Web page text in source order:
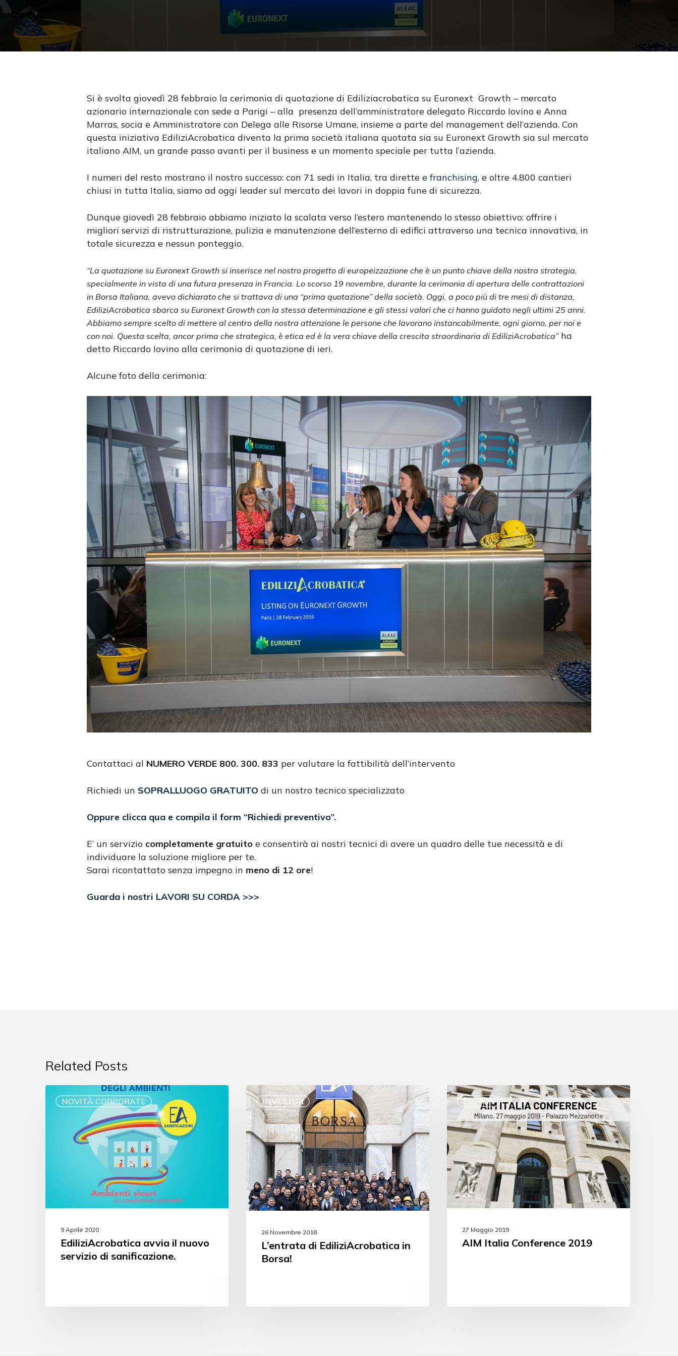
Premi invio per cercare oppure ESC per uscire
Si è svolta giovedì 28 febbraio la cerimonia di quotazione di Ediliziacrobatica su Euronext Growth – mercato
azionario internazionale con sede a Parigi – alla presenza dell’amministratore delegato Riccardo Iovino e Anna
Marras, socia e Amministratore con Delega alle Risorse Umane, insieme a parte del management dell’azienda. Con
questa iniziativa EdiliziAcrobatica diventa la prima società italiana quotata sia su Euronext Growth sia sul mercato
italiano AIM, un grande passo avanti per il business e un momento speciale per tutta l’azienda.
I numeri del resto mostrano il nostro successo: con 71 sedi in Italia, tra dirette e franchising, e oltre 4.800 cantieri
chiusi in tutta Italia, siamo ad oggi leader sul mercato dei lavori in doppia fune di sicurezza.
Dunque giovedì 28 febbraio abbiamo iniziato la scalata verso l’estero mantenendo lo stesso obiettivo: offrire i
migliori servizi di ristrutturazione, pulizia e manutenzione dell’esterno di edifici attraverso una tecnica innovativa, in
totale sicurezza e nessun ponteggio.
“La quotazione su Euronext Growth si inserisce nel nostro progetto di europeizzazione che è un punto chiave della nostra strategia,
specialmente in vista di una futura presenza in Francia. Lo scorso 19 novembre, durante la cerimonia di apertura delle contrattazioni
in Borsa Italiana, avevo dichiarato che si trattava di una “prima quotazione” della società. Oggi, a poco più di tre mesi di distanza,
EdiliziAcrobatica sbarca su Euronext Growth con la stessa determinazione e gli stessi valori che ci hanno guidato negli ultimi 25 anni.
Abbiamo sempre scelto di mettere al centro della nostra attenzione le persone che lavorano instancabilmente, ogni giorno, per noi e
con noi. Questa scelta, ancor prima che strategica, è etica ed è la vera chiave della crescita straordinaria di EdiliziAcrobatica”ha
detto Riccardo Iovino alla cerimonia di quotazione di ieri.
Alcune foto della cerimonia:
Contattaci al NUMERO VERDE 800. 300. 833 per valutare la fattibilità dell’intervento
Richiedi un SOPRALLUOGO GRATUITO di un nostro tecnico specializzato
Oppure clicca qua e compila il form “Richiedi preventivo”.
E’ un servizio completamente gratuito e consentirà ai nostri tecnici di avere un quadro delle tue necessità e di
individuare la soluzione migliore per te.
Sarai ricontattato senza impegno in meno di 12 ore!
Guarda i nostri LAVORI SU CORDA >>>
Related Posts
NOVITÀ CORPORATE
9 Aprile 2020
EdiliziAcrobatica avvia il nuovo
servizio di sanificazione.
INVESTOR
26 Novembre 2018
L’entrata di EdiliziAcrobatica in
Borsa!
EVENTI
27 Maggio 2019
AIM Italia Conference 2019